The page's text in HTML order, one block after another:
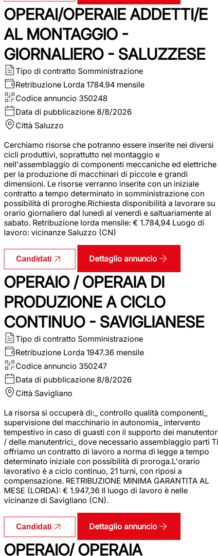
OPERAI/OPERAIE ADDETTI/E
AL MONTAGGIO -
GIORNALIERO - SALUZZESE
Tipo di contratto Somministrazione
Retribuzione Lorda 1784.94 mensile
Codice annuncio 350248
Data di pubblicazione 8/8/2026
Città Saluzzo
Cerchiamo risorse che potranno essere inserite nei diversi
cicli produttivi, soprattutto nel montaggio e
nell'assemblaggio di componenti meccaniche ed elettriche
per la produzione di macchinari di piccole e grandi
dimensioni. Le risorse verranno inserite con un iniziale
contratto a tempo determinato in somministrazione con
possibilità di proroghe.Richiesta disponibilità a lavorare su
orario giornaliero dal lunedì al venerdì e saltuariamente al
sabato. Retribuzione lorda mensile: € 1.784,94 Luogo di
lavoro: vicinanze Saluzzo (CN)
Candidati Dettaglio annuncio
OPERAIO / OPERAIA DI
PRODUZIONE A CICLO
CONTINUO - SAVIGLIANESE
Tipo di contratto Somministrazione
Retribuzione Lorda 1947.36 mensile
Codice annuncio 350247
Data di pubblicazione 8/8/2026
Città Savigliano
La risorsa si occuperà di:_ controllo qualità componenti_
supervisione del macchinario in autonomia_ intervento
tempestivo in caso di guasti con il supporto dei
/ delle manutentrici_ dove necessario assemblaggio parti Ti
offriamo un contratto di lavoro a norma di legge a tempo
determinato iniziale con possibilità di proroga.L'orario
lavorativo è a ciclo continuo, 21 turni, con riposi a
compensazione. RETRIBUZIONE MINIMA GARANTITA AL
MESE (LORDA): € 1.947,36 Il luogo di lavoro è nelle
vicinanze di Savigliano (CN).
Candidati Dettaglio annuncio
OPERAIO/ OPERAIA